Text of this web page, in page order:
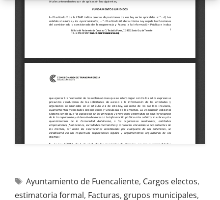
Ayuntamiento de Fuencaliente, Cargos electos,
estimatoria formal, Facturas, grupos municipales,